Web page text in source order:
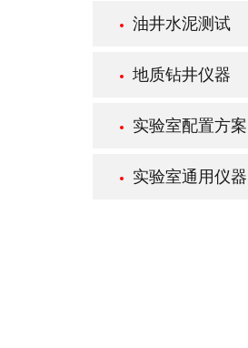
油井水泥测试
地质钻井仪器
实验室配置方案
实验室通用仪器